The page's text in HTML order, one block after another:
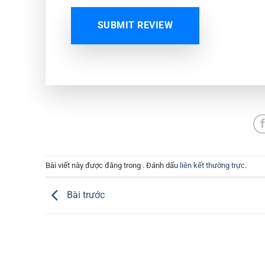
SUBMIT REVIEW
Bài viết này được đăng trong . Đánh dấu liên kết thường trực.
Bài trước